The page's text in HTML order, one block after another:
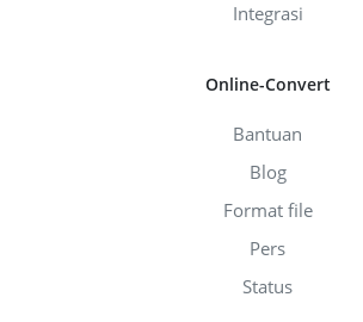
Integrasi
Online-Convert
Bantuan
Blog
Format file
Pers
Status